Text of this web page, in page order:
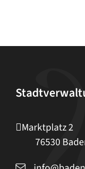
Marktplatz 2
76530